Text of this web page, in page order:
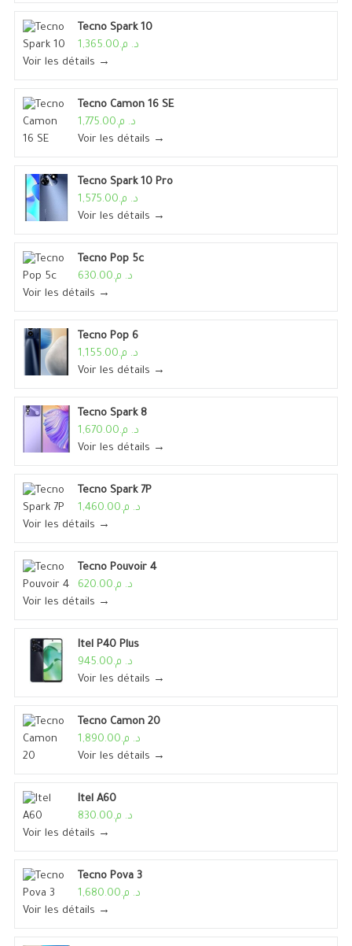
Tecno Spark 10
د. م.1,365.00
Voir les détails →
Tecno Camon 16 SE
د. م.1,775.00
Voir les détails →
Tecno Spark 10 Pro
د. م.1,575.00
Voir les détails →
Tecno Pop 5c
د. م.630.00
Voir les détails →
Tecno Pop 6
د. م.1,155.00
Voir les détails →
Tecno Spark 8
د. م.1,670.00
Voir les détails →
Tecno Spark 7P
د. م.1,460.00
Voir les détails →
Tecno Pouvoir 4
د. م.620.00
Voir les détails →
Itel P40 Plus
د. م.945.00
Voir les détails →
Tecno Camon 20
د. م.1,890.00
Voir les détails →
Itel A60
د. م.830.00
Voir les détails →
Tecno Pova 3
د. م.1,680.00
Voir les détails →